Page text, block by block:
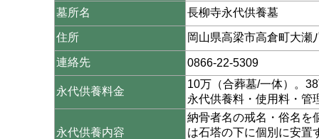
墓所名 長柳寺永代供養墓
住所 岡山県高梁市高倉町大瀬
連絡先 0866-22-5309
永代供養料金
10万（合葬墓/一体）。
永代供養料・使用料・管
永代供養内容
納骨者名の戒名・俗名を
は石塔の下に個別に安置